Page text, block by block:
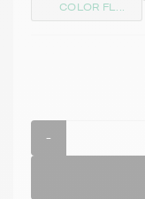
COLOR FL...
-